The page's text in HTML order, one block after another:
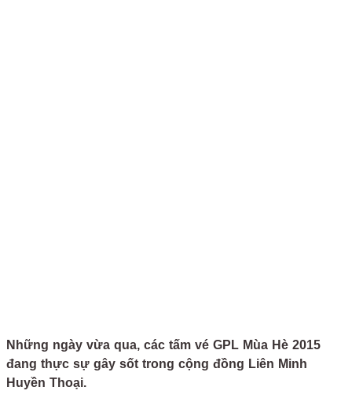
Những ngày vừa qua, các tấm vé GPL Mùa Hè 2015
đang thực sự gây sốt trong cộng đồng Liên Minh
Huyền Thoại.